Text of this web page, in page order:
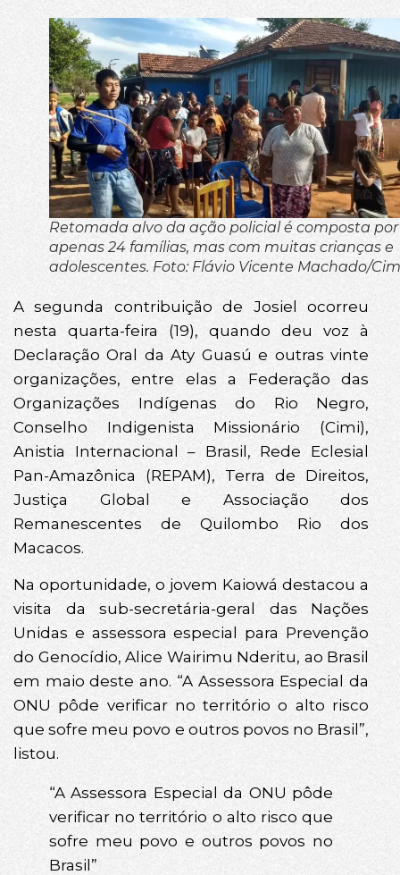
Retomada alvo da ação policial é composta por
apenas 24 famílias, mas com muitas crianças e
adolescentes. Foto: Flávio Vicente Machado/
A segunda contribuição de Josiel ocorreu
nesta quarta-feira (19), quando deu voz à
Declaração Oral da Aty Guasú e outras vinte
organizações, entre elas a Federação das
Organizações Indígenas do Rio Negro,
Conselho Indigenista Missionário (Cimi),
Anistia Internacional – Brasil, Rede Eclesial
Pan-Amazônica (REPAM), Terra de Direitos,
Justiça Global e Associação dos
Remanescentes de Quilombo Rio dos
Macacos.
Na oportunidade, o jovem Kaiowá destacou a
visita da sub-secretária-geral das Nações
Unidas e assessora especial para Prevenção
do Genocídio, Alice Wairimu Nderitu, ao Brasil
em maio deste ano. “A Assessora Especial da
ONU pôde verificar no território o alto risco
que sofre meu povo e outros povos no Brasil”,
listou.
“A Assessora Especial da ONU pôde
verificar no território o alto risco que
sofre meu povo e outros povos no
Brasil”